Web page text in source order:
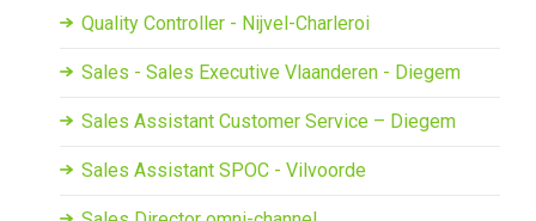
Quality Controller - Nijvel-Charleroi
Sales - Sales Executive Vlaanderen - Diegem
Sales Assistant Customer Service – Diegem
Sales Assistant SPOC - Vilvoorde